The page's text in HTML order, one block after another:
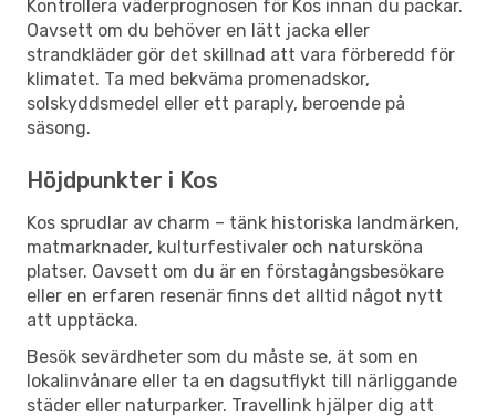
Kontrollera väderprognosen för Kos innan du packar.
Oavsett om du behöver en lätt jacka eller
strandkläder gör det skillnad att vara förberedd för
klimatet. Ta med bekväma promenadskor,
solskyddsmedel eller ett paraply, beroende på
säsong.
Höjdpunkter i Kos
Kos sprudlar av charm – tänk historiska landmärken,
matmarknader, kulturfestivaler och natursköna
platser. Oavsett om du är en förstagångsbesökare
eller en erfaren resenär finns det alltid något nytt
att upptäcka.
Besök sevärdheter som du måste se, ät som en
lokalinvånare eller ta en dagsutflykt till närliggande
städer eller naturparker. Travellink hjälper dig att